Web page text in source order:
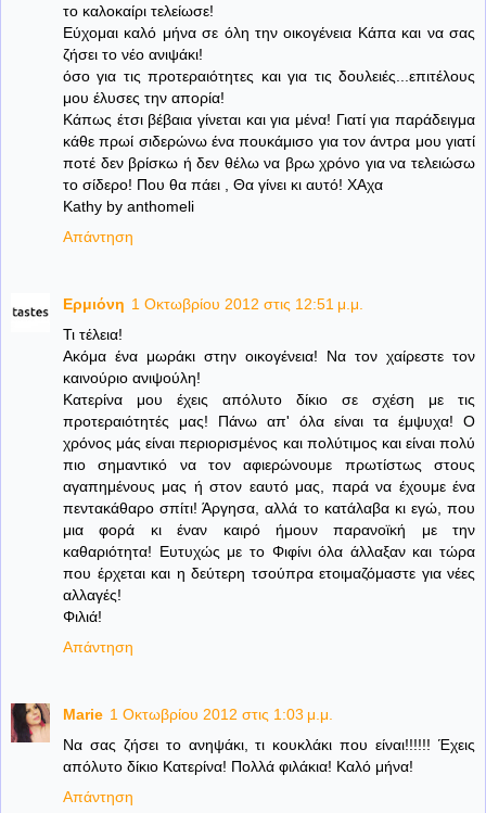
το καλοκαίρι τελείωσε!
Εύχομαι καλό μήνα σε όλη την οικογένεια Κάπα και να σας
ζήσει το νέο ανιψάκι!
όσο για τις προτεραιότητες και για τις δουλειές...επιτέλους
μου έλυσες την απορία!
Κάπως έτσι βέβαια γίνεται και για μένα! Γιατί για παράδειγμα
κάθε πρωί σιδερώνω ένα πουκάμισο για τον άντρα μου γιατί
ποτέ δεν βρίσκω ή δεν θέλω να βρω χρόνο για να τελειώσω
το σίδερο! Που θα πάει , Θα γίνει κι αυτό! ΧΑχα
Kathy by anthomeli
Απάντηση
Ερμιόνη 1 Οκτωβρίου 2012 στις 12:51 μ.μ.
Τι τέλεια!
Ακόμα ένα μωράκι στην οικογένεια! Να τον χαίρεστε τον
καινούριο ανιψούλη!
Κατερίνα μου έχεις απόλυτο δίκιο σε σχέση με τις
προτεραιότητές μας! Πάνω απ' όλα είναι τα έμψυχα! Ο
χρόνος μάς είναι περιορισμένος και πολύτιμος και είναι πολύ
πιο σημαντικό να τον αφιερώνουμε πρωτίστως στους
αγαπημένους μας ή στον εαυτό μας, παρά να έχουμε ένα
πεντακάθαρο σπίτι! Άργησα, αλλά το κατάλαβα κι εγώ, που
μια φορά κι έναν καιρό ήμουν παρανοϊκή με την
καθαριότητα! Ευτυχώς με το Φιφίνι όλα άλλαξαν και τώρα
που έρχεται και η δεύτερη τσούπρα ετοιμαζόμαστε για νέες
αλλαγές!
Φιλιά!
Απάντηση
Marie 1 Οκτωβρίου 2012 στις 1:03 μ.μ.
Να σας ζήσει το ανηψάκι, τι κουκλάκι που είναι!!!!!! Έχεις
απόλυτο δίκιο Κατερίνα! Πολλά φιλάκια! Καλό μήνα!
Απάντηση